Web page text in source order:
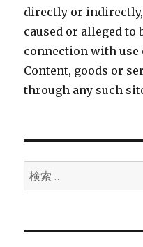
directly or
caused or alleged to
connection with use
Content, goods or
through any such
検
索: